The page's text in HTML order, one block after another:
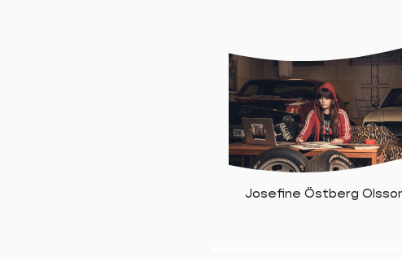
Josefine Östberg